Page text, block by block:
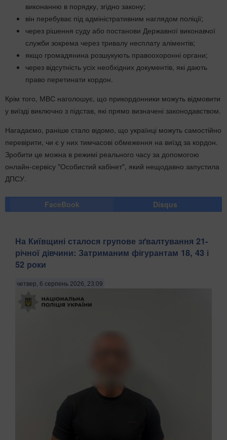
виконанню в порядку, згідно закону;
він перебуває під адміністративним наглядом поліції;
через рішення суду або постанови Державної виконавчої
служби зокрема через тривалу несплату аліментів;
якщо громадянина розшукують правоохоронні органи;
через відсутність усіх необхідних документів, які дають
право перетинати кордон.
Крім того, МВС наголошує, що прикордонники можуть відмовити
у виїзді виключно з підстав, які прямо визначені законодавством.
Нагадаємо, раніше стало відомо, що українці можуть самостійно
перевірити, чи є у них тимчасові обмеження на виїзд за кордон.
Зробити це можна в режимі реального часу за допомогою
онлайн-сервісу "Особистий кабінет", який нещодавно запустила
ДПСУ.
FaceBook Disqus
На Київщині сталося групове зґвалтування 21-
річної дівчини: Затриманим фігурантам 18, 43 і
52 роки
четвер, 6 серпень 2026, 23:09